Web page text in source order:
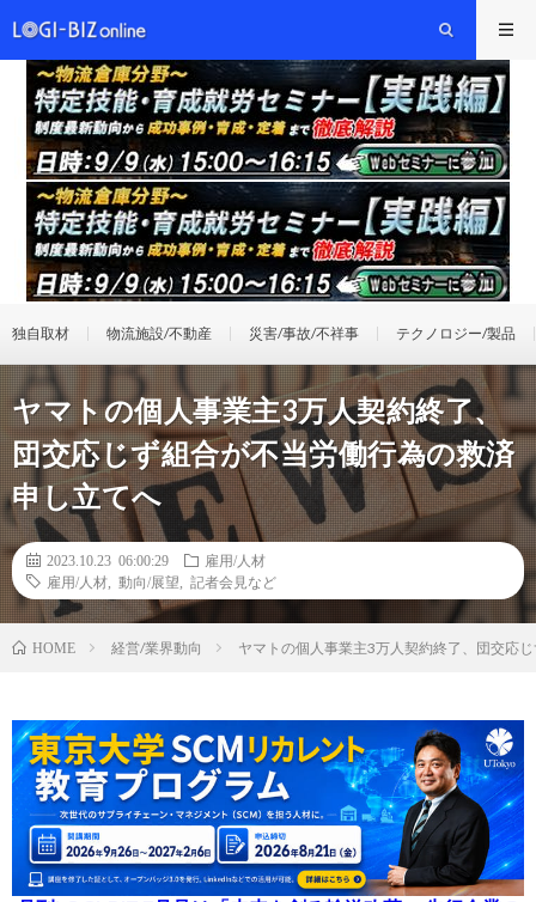
独自取材 物流施設/不動産 災害/事故/不祥事 テクノロジー/製品
ヤマトの個人事業主3万人契約終了、
団交応じず組合が不当労働行為の救済
申し立てへ
2023.10.23 06:00:29
雇用/人材
雇用/人材
動向/展望 記者会見など
HOME 経営/業界動向 ヤマトの個人事業主3万人契約終了、団交応